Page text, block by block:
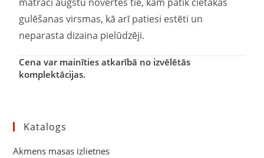
gulēšanas virsmas, kā arī patiesi estēti un
neparasta dizaina pielūdzēji.
Cena var mainīties atkarībā no izvēlētās
komplektācijas.
Katalogs
Akmens masas izlietnes